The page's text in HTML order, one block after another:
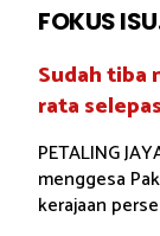
FOKUS
Sudah tiba
rata
PETALING
menggesa
kerajaan